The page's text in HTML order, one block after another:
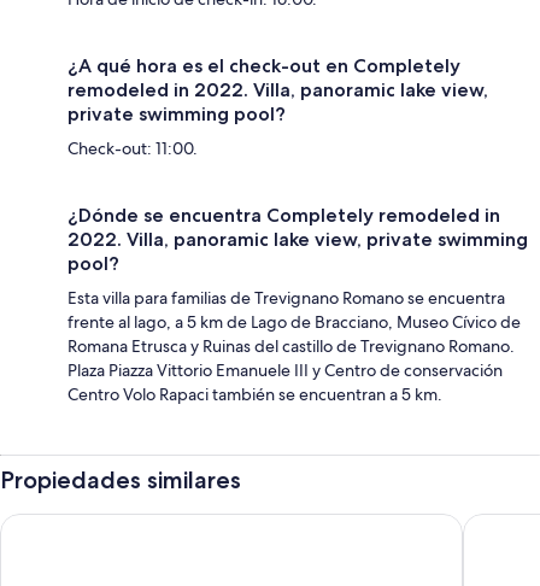
¿A qué hora es el check-out en Completely
remodeled in 2022. Villa, panoramic lake view,
private swimming pool?
Check-out: 11:00.
¿Dónde se encuentra Completely remodeled in
2022. Villa, panoramic lake view, private swimming
pool?
Esta villa para familias de Trevignano Romano se encuentra
frente al lago, a 5 km de Lago de Bracciano, Museo Cívico de
Romana Etrusca y Ruinas del castillo de Trevignano Romano.
Plaza Piazza Vittorio Emanuele III y Centro de conservación
Centro Volo Rapaci también se encuentran a 5 km.
Propiedades similares
B&B Raggio di Sole Domus